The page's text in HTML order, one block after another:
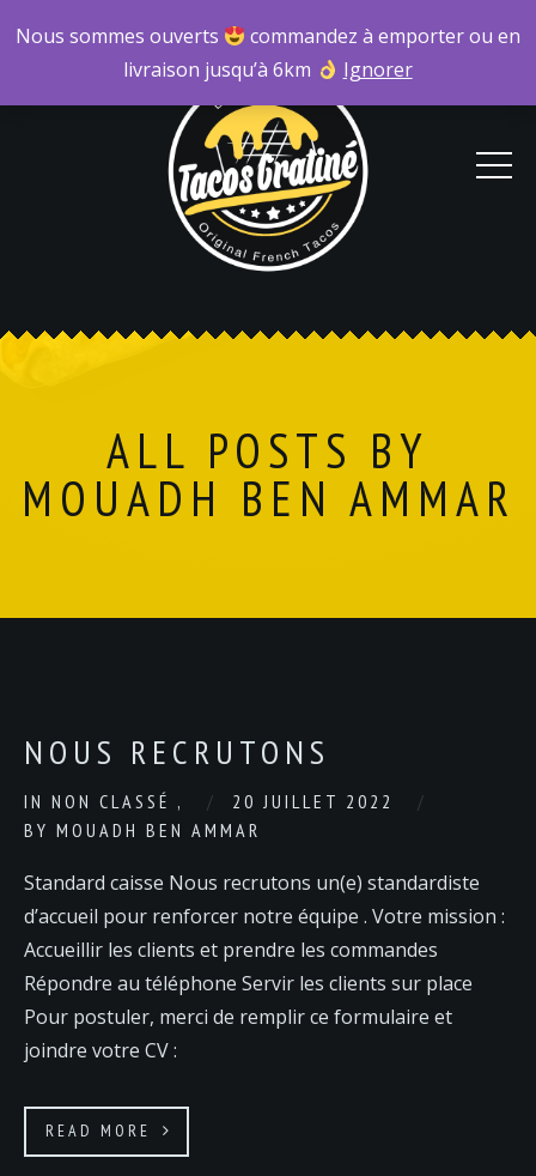
ALL POSTS BY
MOUADH BEN AMMAR
NOUS RECRUTONS
IN NON CLASSÉ ,
20 JUILLET 2022
BY MOUADH BEN AMMAR
Standard caisse Nous recrutons un(e) standardiste
d’accueil pour renforcer notre équipe . Votre mission :
Accueillir les clients et prendre les commandes
Répondre au téléphone Servir les clients sur place
Pour postuler, merci de remplir ce formulaire et
joindre votre CV :
READ MORE
Nous sommes ouverts
commandez à emporter ou en
livraison jusqu’à 6km
Ignorer